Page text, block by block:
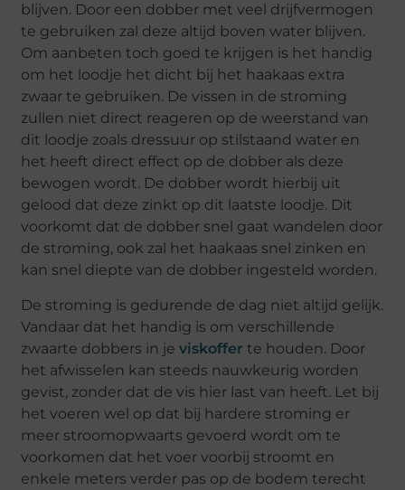
blijven. Door een dobber met veel drijfvermogen
te gebruiken zal deze altijd boven water blijven.
Om aanbeten toch goed te krijgen is het handig
om het loodje het dicht bij het haakaas extra
zwaar te gebruiken. De vissen in de stroming
zullen niet direct reageren op de weerstand van
dit loodje zoals dressuur op stilstaand water en
het heeft direct effect op de dobber als deze
bewogen wordt. De dobber wordt hierbij uit
gelood dat deze zinkt op dit laatste loodje. Dit
voorkomt dat de dobber snel gaat wandelen door
de stroming, ook zal het haakaas snel zinken en
kan snel diepte van de dobber ingesteld worden.
De stroming is gedurende de dag niet altijd gelijk.
Vandaar dat het handig is om verschillende
zwaarte dobbers in jeviskoffer te houden. Door
het afwisselen kan steeds nauwkeurig worden
gevist, zonder dat de vis hier last van heeft. Let bij
het voeren wel op dat bij hardere stroming er
meer stroomopwaarts gevoerd wordt om te
voorkomen dat het voer voorbij stroomt en
enkele meters verder pas op de bodem terecht